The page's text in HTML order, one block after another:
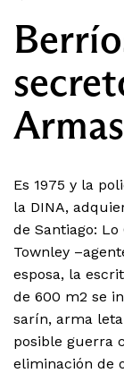
Es 1975 y la
la DINA,
de Santiago:
Townley
esposa, la
de 600 m2 se
sarín, arma
posible guerra
eliminación de